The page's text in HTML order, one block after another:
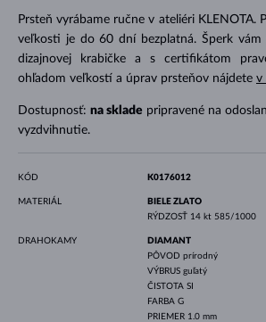
Prsteň vyrábame ručne v ateliéri KLENOTA.
veľkosti je do 60 dní bezplatná. Šperk vám
dizajnovej krabičke a s certifikátom
ohľadom veľkostí a úprav prsteňov nájdete v
Dostupnosť: na sklade pripravené na
vyzdvihnutie.
KÓD K0176012
MATERIÁL
BIELE ZLATO
RÝDZOSŤ 14 kt 585/1000
DRAHOKAMY
DIAMANT
PÔVOD prírodný
VÝBRUS guľatý
ČISTOTA SI
FARBA G
PRIEMER 1.0 mm